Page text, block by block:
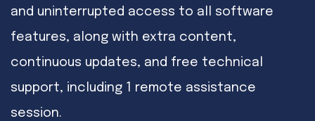
and uninterrupted access to all software
features, along with extra content,
continuous updates, and free technical
support, including 1 remote assistance
session.